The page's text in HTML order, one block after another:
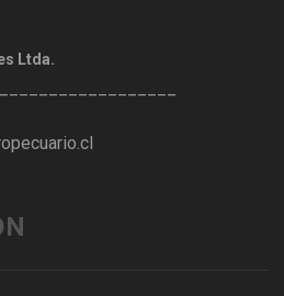
Ltda.